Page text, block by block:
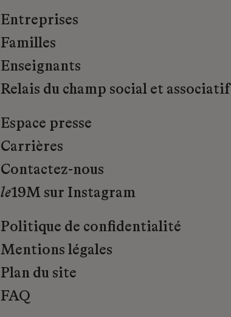
Entreprises
Familles
Enseignants
Relais du champ social et associatif
Espace presse
Carrières
Contactez-nous
le19M sur Instagram
Politique de confidentialité
Mentions légales
Plan du site
FAQ